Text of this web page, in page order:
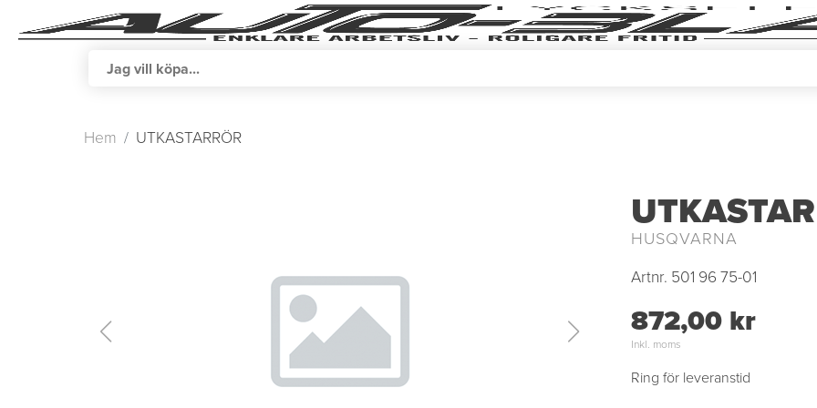
Hem UTKASTARRÖR
HUSQVARNA
Artnr. 501 96 75-01
872,00 kr
Inkl. moms
Ring för leveranstid